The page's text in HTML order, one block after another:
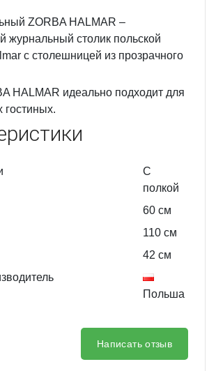
ZORBA HALMAR –
журнальный столик польской
с столешницей из прозрачного
HALMAR идеально подходит для
С
полкой
60 см
110 см
42 см
Польша
Написать отзыв